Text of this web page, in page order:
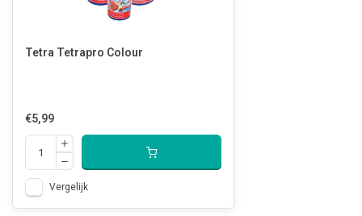
Tetra Tetrapro Colour
€5,99
Vergelijk